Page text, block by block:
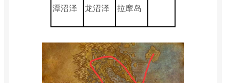
潭沼泽
龙沼泽
拉摩岛